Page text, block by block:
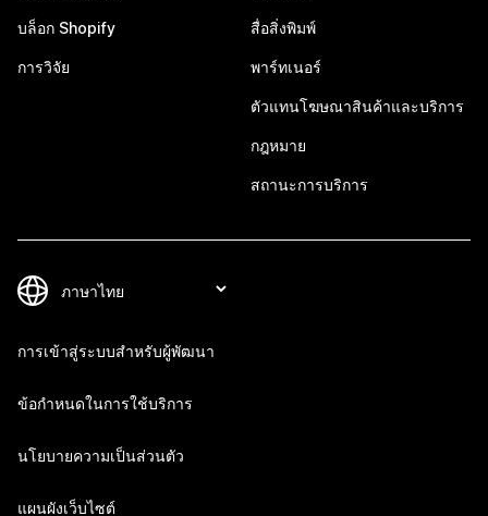
บล็อก Shopify
การวิจัย
สื่อสิ่งพิมพ์
พาร์ทเนอร์
ตัวแทนโฆษณาสินค้าและบริการ
กฎหมาย
สถานะการบริการ
การเข้าสู่ระบบสำหรับผู้พัฒนา
ข้อกำหนดในการใช้บริการ
นโยบายความเป็นส่วนตัว
แผนผังเว็บไซต์